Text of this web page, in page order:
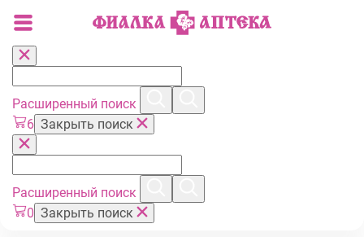
Расширенный поиск
6 Закрыть поиск
Расширенный поиск
0 Закрыть поиск